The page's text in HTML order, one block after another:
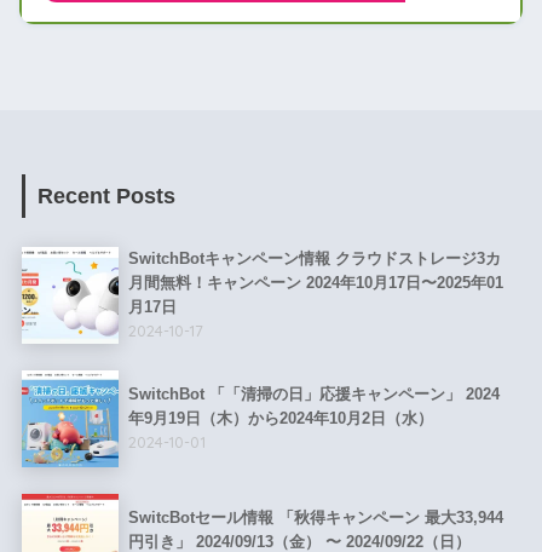
Recent Posts
SwitchBotキャンペーン情報 クラウドストレージ3カ
月間無料！キャンペーン 2024年10月17日〜2025年01
月17日
2024-10-17
SwitchBot 「「清掃の日」応援キャンペーン」 2024
年9月19日（木）から2024年10月2日（水）
2024-10-01
SwitcBotセール情報 「秋得キャンペーン 最大33,944
円引き」 2024/09/13（金） 〜 2024/09/22（日）